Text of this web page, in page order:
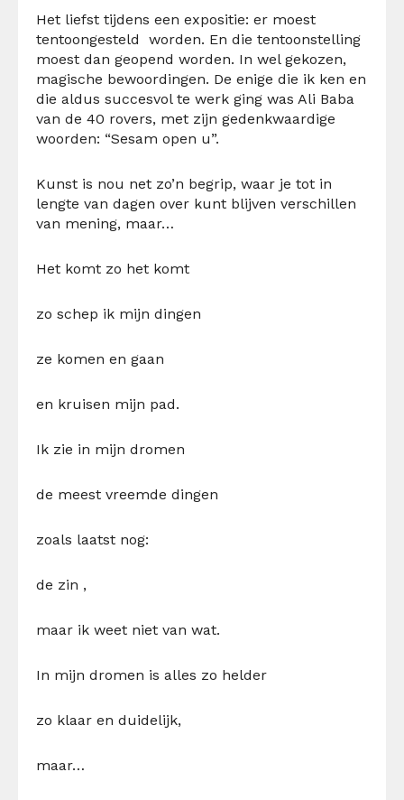
Het liefst tijdens een expositie: er moest
tentoongesteld
worden. En die tentoonstelling
moest dan geopend worden. In wel gekozen,
magische bewoordingen. De enige die ik ken en
die aldus succesvol te werk ging was Ali Baba
van de 40 rovers, met zijn gedenkwaardige
woorden: “Sesam open u”.
Kunst is nou net zo’n begrip, waar je tot in
lengte van dagen over kunt blijven verschillen
van mening, maar…
Het komt zo het komt
zo schep ik mijn dingen
ze komen en gaan
en kruisen mijn pad.
Ik zie in mijn dromen
de meest vreemde dingen
zoals laatst nog:
de zin ,
maar ik weet niet van wat.
In mijn dromen is alles zo helder
zo klaar en duidelijk,
maar…